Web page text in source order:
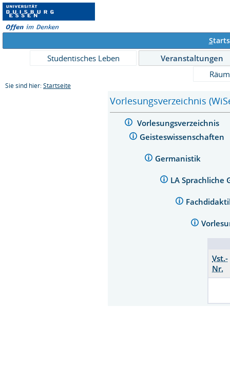
S
Studentisches Leben
Veranstaltungen
Sie sind hier: Startseite
Vorlesungsverzeichnis
Vorlesungsverzeichnis
Geisteswissenschaften
Germanistik
LA Sprachliche
Vst.-
Nr.